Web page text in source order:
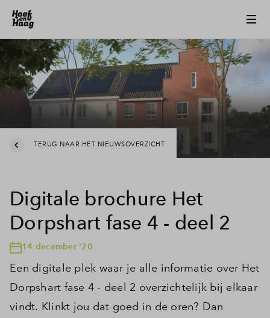
TERUG NAAR HET NIEUWSOVERZICHT
Digitale brochure Het
Dorpshart fase 4 - deel 2
14 december '20
Een digitale plek waar je alle informatie over Het
Dorpshart fase 4 - deel 2 overzichtelijk bij elkaar
vindt. Klinkt jou dat goed in de oren? Dan